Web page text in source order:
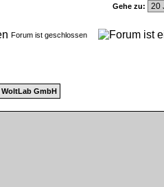
Gehe zu:
Forum ist geschlossen
WoltLab GmbH